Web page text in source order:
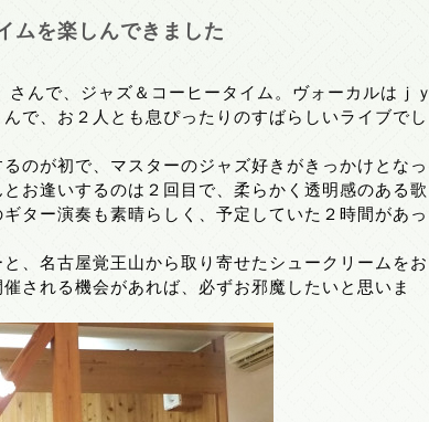
を楽しんできました
んで、ジャズ＆コーヒータイム。ヴォーカルはｊｙ
で、お２人とも息ぴったりのすばらしいライブでし
のが初で、マスターのジャズ好きがきっかけとなっ
お逢いするのは２回目で、柔らかく透明感のある歌
ター演奏も素晴らしく、予定していた２時間があっ
、名古屋覚王山から取り寄せたシュークリームをお
される機会があれば、必ずお邪魔したいと思いま